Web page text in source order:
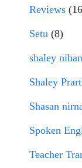
Reviews
Setu (8)
shaley
Shaley
Shasan
Spoken
Teacher